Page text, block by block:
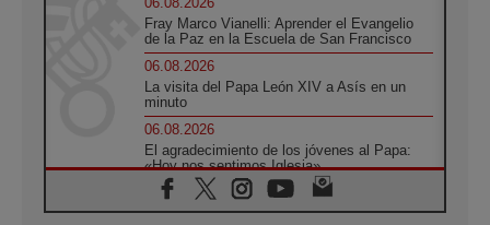
Fray Marco Vianelli: Aprender el Evangelio
de la Paz en la Escuela de San Francisco
06.08.2026
La visita del Papa León XIV a Asís en un
minuto
06.08.2026
El agradecimiento de los jóvenes al Papa:
«Hoy nos sentimos Iglesia»
06.08.2026
Líbano: Reanudan los coloquios en Roma en